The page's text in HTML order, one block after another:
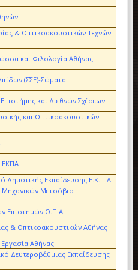
& Οπτικοακουστικών Τεχνών
και Φιλολογία Αθήνας
(ΣΣΕ)-Σώματα
και Διεθνών Σχέσεων
και Οπτικοακουστικών
ΕΚΠΑ
Δημοτικής Εκπαίδευσης Ε.Κ.Π.Α.
Μηχανικών Μετσόβιο
Επιστημών Ο.Π.Α.
& Οπτικοακουστικών Αθήνας
Αθήνας
Δευτεροβάθμιας Εκπαίδευσης